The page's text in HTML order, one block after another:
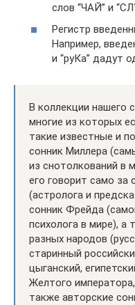
слов “ЧАЙ” и
Регистр
Например,
и “руКа” дадут
В коллекции нашего
многие из которых
такие известные и
сонник Миллера
из снотолкований в
его говорит само за
(астролога и
сонник Фрейда
психолога в мире), а
разных народов
старинный
цыганский,
Желтого
также авторские